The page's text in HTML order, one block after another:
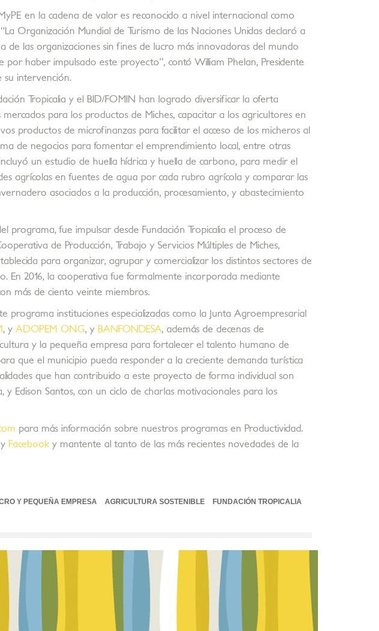
en la cadena de valor es reconocido a nivel internacional como
Organización Mundial de Turismo de las Naciones Unidas declaró a
de las organizaciones sin fines de lucro más innovadoras del mundo
por haber impulsado este proyecto”, contó William Phelan, Presidente
su intervención.
Tropicalia y el BID/FOMIN han logrado diversificar la oferta
para los productos de Miches, capacitar a los agricultores en
productos de microfinanzas para facilitar el acceso de los micheros al
de negocios para fomentar el emprendimiento local, entre otras
un estudio de huella hídrica y huella de carbono, para medir el
agrícolas en fuentes de agua por cada rubro agrícola y comparar las
asociados a la producción, procesamiento, y abastecimiento
programa, fue impulsar desde Fundación Tropicalia el proceso de
de Producción, Trabajo y Servicios Múltiples de Miches,
para organizar, agrupar y comercializar los distintos sectores de
En 2016, la cooperativa fue formalmente incorporada mediante
más de ciento veinte miembros.
programa instituciones especializadas como la Junta Agroempresarial
, y ADOPEM ONG, y BANFONDESA, además de decenas de
y la pequeña empresa para fortalecer el talento humano de
que el municipio pueda responder a la creciente demanda turística
que han contribuido a este proyecto de forma individual son
y Edison Santos, con un ciclo de charlas motivacionales para los
para más información sobre nuestros programas en Productividad.
Facebooky mantente al tanto de las más recientes novedades de la
Y PEQUEÑA EMPRESA AGRICULTURA SOSTENIBLE FUNDACIÓN TROPICALIA